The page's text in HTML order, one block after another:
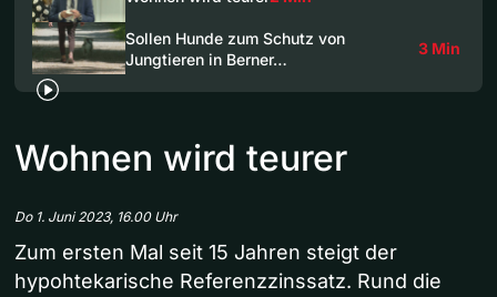
Sollen Hunde zum Schutz von
Jungtieren in Berner…
3 Min
Wohnen wird teurer
Do 1. Juni 2023, 16.00 Uhr
Zum ersten Mal seit 15 Jahren steigt der
hypohtekarische Referenzzinssatz. Rund die